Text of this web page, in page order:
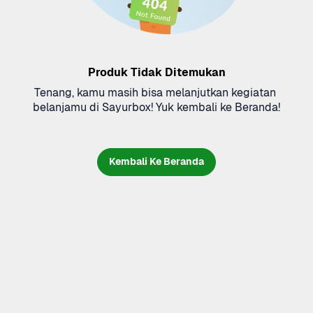
Produk Tidak Ditemukan
Tenang, kamu masih bisa melanjutkan kegiatan
belanjamu di Sayurbox! Yuk kembali ke Beranda!
Kembali Ke Beranda